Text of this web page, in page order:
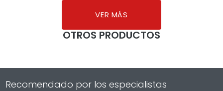
VER MÁS
OTROS PRODUCTOS
Recomendado por los especialistas